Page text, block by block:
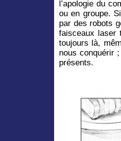
l’apologie du
ou en groupe.
par des robots
faisceaux laser
toujours là,
nous conquérir
présents.